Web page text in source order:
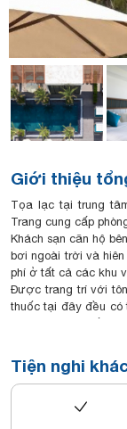
Giới thiệu
Tọa lạc tại trung
Trang cung cấp
Khách sạn căn hộ
bơi ngoài trời và hiên
phí ở tất cả các khu
Được trang trí với
thuốc tại đây đều có
rãi còn được bố trí
nghi với khu vực ăn
tiện nghi vòi sen,
trong phòng và khăn
Citadines Bayfront
Tiện nghi